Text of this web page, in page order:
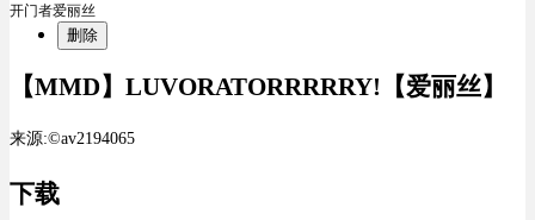
开门者爱丽丝
删除
【MMD】LUVORATORRRRRY!【爱丽丝】
来源:©av2194065
下载